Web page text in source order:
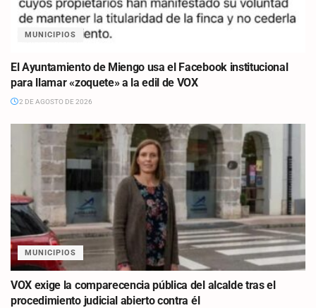
MUNICIPIOS
El Ayuntamiento de Miengo usa el Facebook institucional
para llamar «zoquete» a la edil de VOX
2 DE AGOSTO DE 2026
MUNICIPIOS
VOX exige la comparecencia pública del alcalde tras el
procedimiento judicial abierto contra él